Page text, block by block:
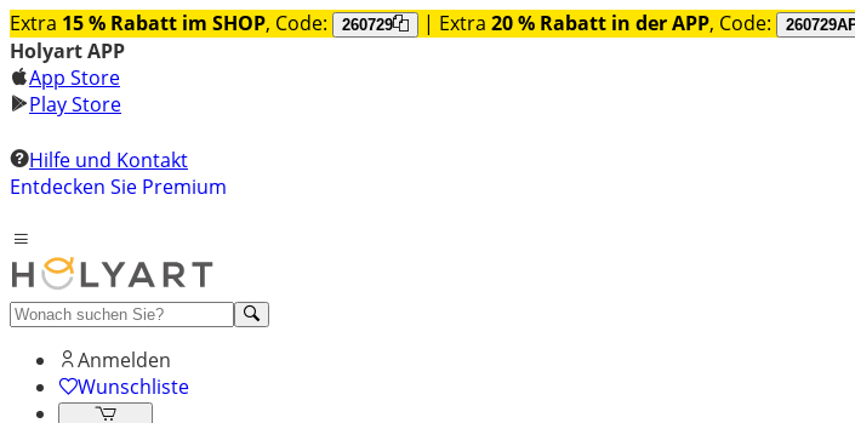
Extra 15 % Rabatt im SHOP, Code: 260729 | Extra 20 % Rabatt in der APP, Code:
Holyart APP
App Store
Play Store
Hilfe und Kontakt
Entdecken Sie Premium
Anmelden
Wunschliste